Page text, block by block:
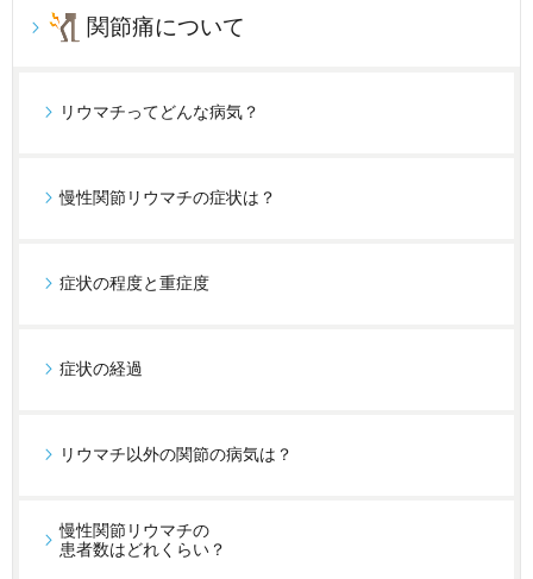
関節痛について
リウマチってどんな病気？
慢性関節リウマチの症状は？
症状の程度と重症度
症状の経過
リウマチ以外の関節の病気は？
慢性関節リウマチの
患者数はどれくらい？